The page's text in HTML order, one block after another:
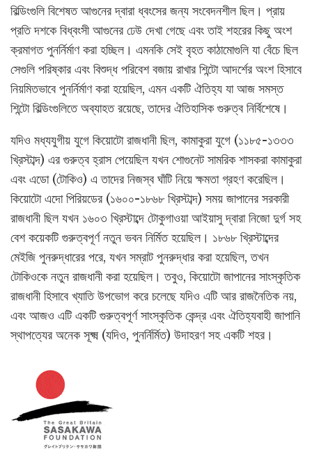
বিল্ডিংগুলি বিশেষত আগুনের দ্বারা ধ্বংসের জন্য সংবেদনশীল ছিল। প্রায়
প্রতি দশকে বিধ্বংসী আগুনের ঢেউ দেখা গেছে এবং তাই শহরের কিছু অংশ
ক্রমাগত পুনর্নির্মাণ করা হচ্ছিল। এমনকি সেই বৃহত কাঠামোগুলি যা বেঁচে ছিল
সেগুলি পরিষ্কার এবং বিশুদ্ধ পরিবেশ বজায় রাখার শিন্টো আদর্শের অংশ হিসাবে
নিয়মিতভাবে পুনর্নির্মাণ করা হয়েছিল, এমন একটি ঐতিহ্য যা আজ সমস্ত
শিন্টো বিল্ডিংগুলিতে অব্যাহত রয়েছে, তাদের ঐতিহাসিক গুরুত্ব নির্বিশেষে।
যদিও মধ্যযুগীয় যুগে কিয়োটো রাজধানী ছিল, কামাকুরা যুগে (১১৮৫-১৩৩৩
খ্রিস্টাব্দ) এর গুরুত্ব হ্রাস পেয়েছিল যখন শোগুনেট সামরিক শাসকরা কামাকুরা
এবং এডো (টোকিও) এ তাদের নিজস্ব ঘাঁটি নিয়ে ক্ষমতা গ্রহণ করেছিল।
কিয়োটো এদো পিরিয়ডের (১৬০০-১৮৬৮ খ্রিস্টাব্দ) সময় জাপানের সরকারী
রাজধানী ছিল যখন ১৬০৩ খ্রিস্টাব্দে টোকুগাওয়া আইয়াসু দ্বারা নিজো দুর্গ সহ
বেশ কয়েকটি গুরুত্বপূর্ণ নতুন ভবন নির্মিত হয়েছিল। ১৮৬৮ খ্রিস্টাব্দের
মেইজি পুনরুদ্ধারের পরে, যখন সম্রাট পুনরুদ্ধার করা হয়েছিল, তখন
টোকিওকে নতুন রাজধানী করা হয়েছিল। তবুও, কিয়োটো জাপানের সাংস্কৃতিক
রাজধানী হিসাবে খ্যাতি উপভোগ করে চলেছে যদিও এটি আর রাজনৈতিক নয়,
এবং আজও এটি একটি গুরুত্বপূর্ণ সাংস্কৃতিক কেন্দ্র এবং ঐতিহ্যবাহী জাপানি
স্থাপত্যের অনেক সূক্ষ্ম (যদিও, পুনর্নির্মিত) উদাহরণ সহ একটি শহর।